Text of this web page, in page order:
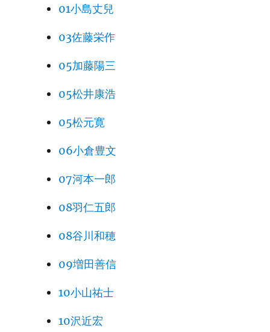
01小島丈兒
03佐藤栄作
05加藤陽三
05松井康浩
05松元寛
06小倉豊文
07河本一郎
08羽仁五郎
08谷川和穂
09増田善信
10小山祐士
10沢近宏